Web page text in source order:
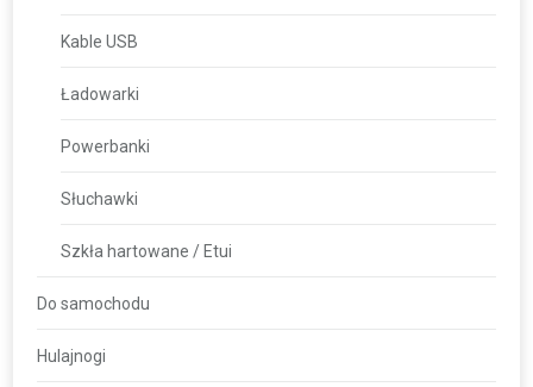
Kable USB
Ładowarki
Powerbanki
Słuchawki
Szkła hartowane / Etui
Do samochodu
Hulajnogi